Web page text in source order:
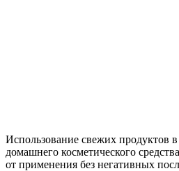
Использование свежих продуктов
домашнего косметического
от применения без негативных